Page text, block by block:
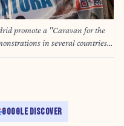
promote a ''Caravan for the
in several countries.
to Cuba. (Photo by
GOOGLE DISCOVER